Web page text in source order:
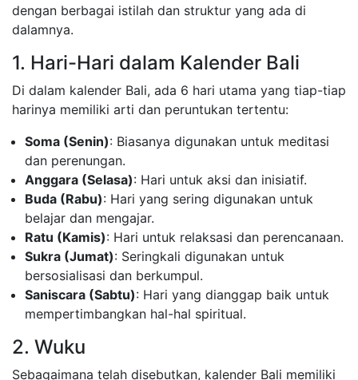
dengan berbagai istilah dan struktur yang ada di
dalamnya.
1. Hari-Hari dalam Kalender Bali
Di dalam kalender Bali, ada 6 hari utama yang tiap-tiap
harinya memiliki arti dan peruntukan tertentu:
Soma (Senin): Biasanya digunakan untuk meditasi
dan perenungan.
Anggara (Selasa): Hari untuk aksi dan inisiatif.
Buda (Rabu): Hari yang sering digunakan untuk
belajar dan mengajar.
Ratu (Kamis): Hari untuk relaksasi dan perencanaan.
Sukra (Jumat): Seringkali digunakan untuk
bersosialisasi dan berkumpul.
Saniscara (Sabtu): Hari yang dianggap baik untuk
mempertimbangkan hal-hal spiritual.
2. Wuku
Sebagaimana telah disebutkan, kalender Bali memiliki